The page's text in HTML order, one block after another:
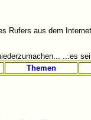
Rufers aus dem Internet
...es
Themen